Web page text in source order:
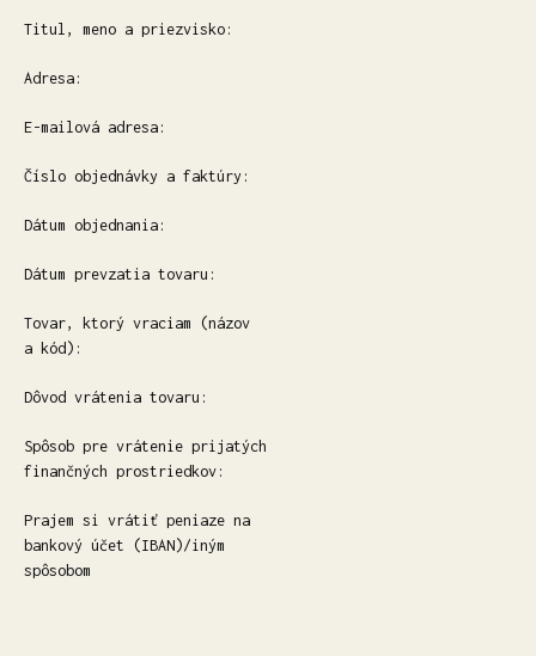
Titul, meno a priezvisko:
Adresa:
E-mailová adresa:
Číslo objednávky a faktúry:
Dátum objednania:
Dátum prevzatia tovaru:
Tovar, ktorý vraciam (názov
a kód):
Dôvod vrátenia tovaru:
Spôsob pre vrátenie prijatých
finančných prostriedkov:
Prajem si vrátiť peniaze na
bankový účet (IBAN)/iným
spôsobom